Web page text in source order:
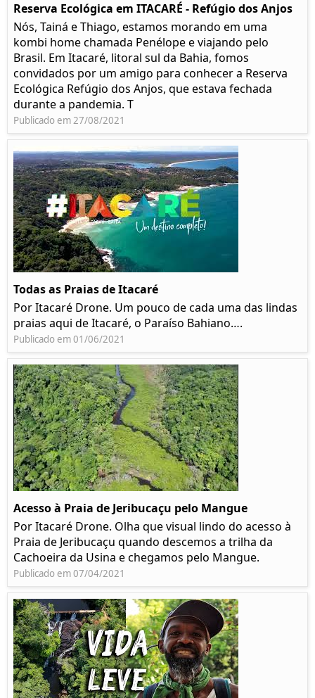
Reserva Ecológica em ITACARÉ - Refúgio dos Anjos
Nós, Tainá e Thiago, estamos morando em uma
kombi home chamada Penélope e viajando pelo
Brasil. Em Itacaré, litoral sul da Bahia, fomos
convidados por um amigo para conhecer a Reserva
Ecológica Refúgio dos Anjos, que estava fechada
durante a pandemia. T
Publicado em 27/08/2021
Todas as Praias de Itacaré
Por Itacaré Drone. Um pouco de cada uma das lindas
praias aqui de Itacaré, o Paraíso Bahiano….
Publicado em 01/06/2021
Acesso à Praia de Jeribucaçu pelo Mangue
Por Itacaré Drone. Olha que visual lindo do acesso à
Praia de Jeribucaçu quando descemos a trilha da
Cachoeira da Usina e chegamos pelo Mangue.
Publicado em 07/04/2021